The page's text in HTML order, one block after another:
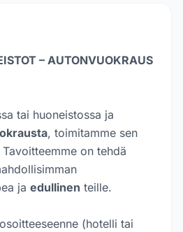
– AUTONVUOKRAUS
tai huoneistossa ja
, toimitamme sen
on tehdä
ja edullinen teille.
(hotelli tai